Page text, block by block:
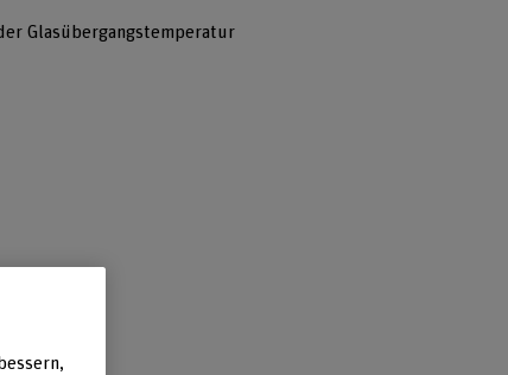
Glasübergangstemperatur